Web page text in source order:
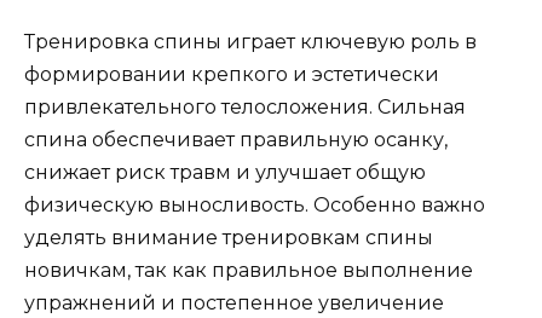
Тренировка спины играет ключевую роль в
формировании крепкого и эстетически
привлекательного телосложения. Сильная
спина обеспечивает правильную осанку,
снижает риск травм и улучшает общую
физическую выносливость. Особенно важно
уделять внимание тренировкам спины
новичкам, так как правильное выполнение
упражнений и постепенное увеличение